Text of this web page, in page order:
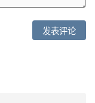
发表评论